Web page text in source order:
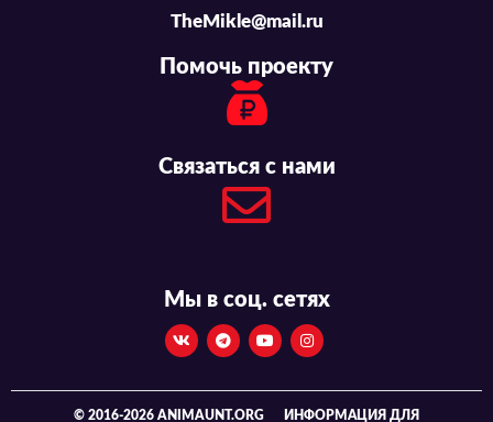
TheMikle@mail.ru
Помочь проекту
Связаться с нами
Мы в соц. сетях
© 2016-2026 ANIMAUNT.ORG ИНФОРМАЦИЯ ДЛЯ